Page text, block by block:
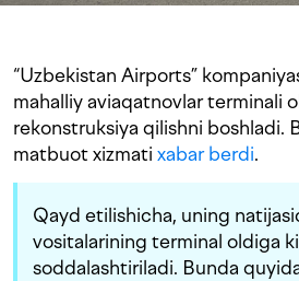
“Uzbekistan Airports”
mahalliy aviaqatnovlar terminali
rekonstruksiya qilishni boshladi.
matbuot xizmati xabar berdi.
Qayd etilishicha, uning
vositalarining terminal oldiga
soddalashtiriladi. Bunda